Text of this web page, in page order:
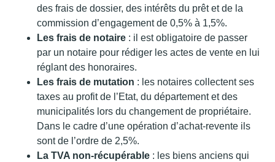
des frais de dossier, des intérêts du prêt et de la
commission d’engagement de 0,5% à 1,5%.
Les frais de notaire : il est obligatoire de passer
par un notaire pour rédiger les actes de vente en lui
réglant des honoraires.
Les frais de mutation : les notaires collectent ses
taxes au profit de l’Etat, du département et des
municipalités lors du changement de propriétaire.
Dans le cadre d’une opération d’achat-revente ils
sont de l’ordre de 2,5%.
La TVA non-récupérable : les biens anciens qui